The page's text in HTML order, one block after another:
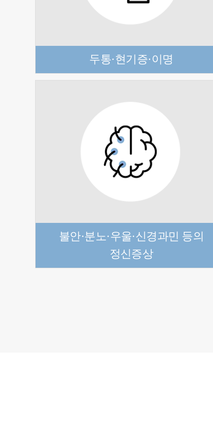
두통·현기증·이명
불안·분노·우울·신경과민 등의
정신증상